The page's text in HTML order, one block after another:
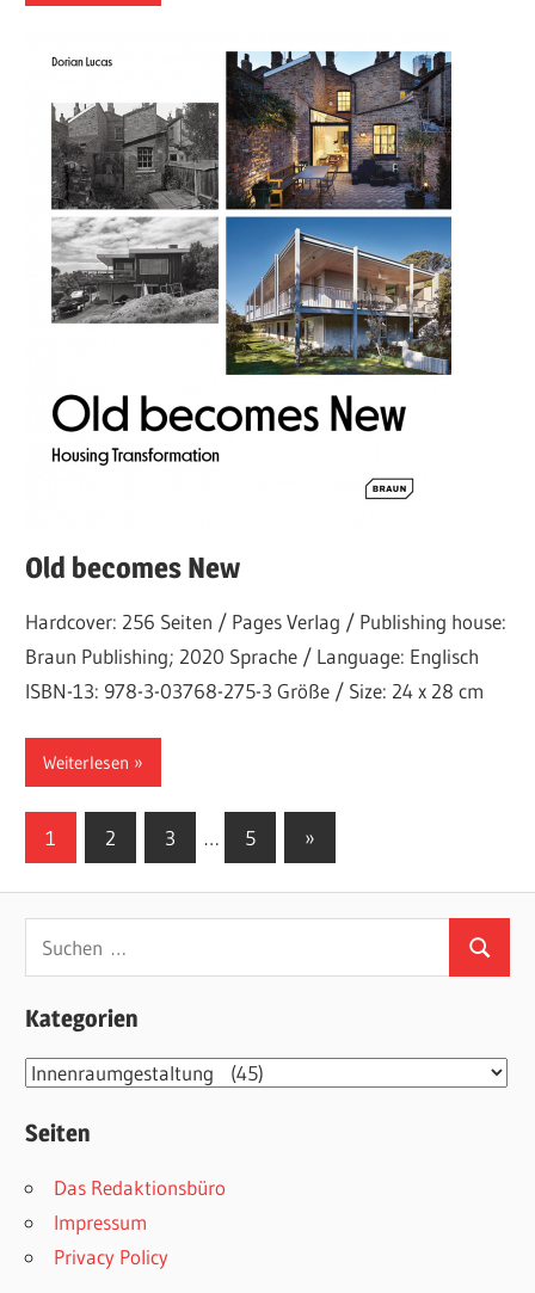
Old becomes New
Hardcover: 256 Seiten / Pages Verlag / Publishing house:
Braun Publishing; 2020 Sprache / Language: Englisch
ISBN-13: 978-3-03768-275-3 Größe / Size: 24 x 28 cm
Weiterlesen
Seitennummerierung
Beiträge
1 2 3 … 5
Nächste
Beiträge
»
Suchen
nach:
Suchen
Kategorien
Kategorien
Seiten
Das Redaktionsbüro
Impressum
Privacy Policy